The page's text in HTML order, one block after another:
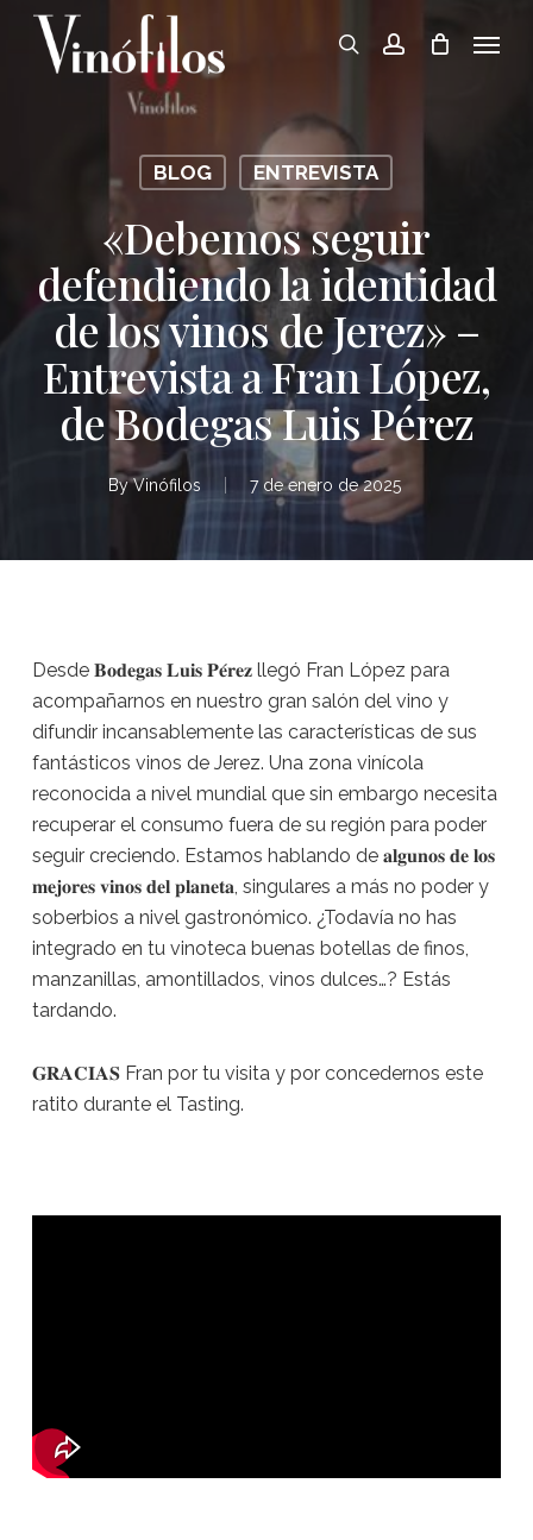
Skip
searchaccount
BLOG ENTREVISTA
«Debemos seguir
defendiendo la identidad
de los vinos de Jerez» –
Entrevista a Fran López,
de Bodegas Luis Pérez
By Vinófilos 7 de enero de 2025
Desde 𝐁𝐨𝐝𝐞𝐠𝐚𝐬 𝐋𝐮𝐢𝐬 𝐏𝐞́𝐫𝐞𝐳 llegó Fran López para
acompañarnos en nuestro gran salón del vino y
difundir incansablemente las características de sus
fantásticos vinos de Jerez. Una zona vinícola
reconocida a nivel mundial que sin embargo necesita
recuperar el consumo fuera de su región para poder
seguir creciendo. Estamos hablando de 𝐚𝐥𝐠𝐮𝐧𝐨𝐬 𝐝𝐞 𝐥𝐨𝐬
𝐦𝐞𝐣𝐨𝐫𝐞𝐬 𝐯𝐢𝐧𝐨𝐬 𝐝𝐞𝐥 𝐩𝐥𝐚𝐧𝐞𝐭𝐚, singulares a más no poder y
soberbios a nivel gastronómico. ¿Todavía no has
integrado en tu vinoteca buenas botellas de finos,
manzanillas, amontillados, vinos dulces…? Estás
tardando.
𝐆𝐑𝐀𝐂𝐈𝐀𝐒 Fran por tu visita y por concedernos este
ratito durante el Tasting.